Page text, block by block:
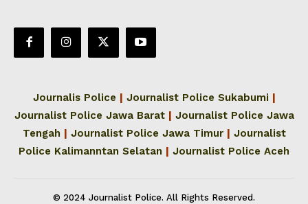
Journalis Police | Journalist Police Sukabumi |
Journalist Police Jawa Barat | Journalist Police Jawa
Tengah | Journalist Police Jawa Timur | Journalist
Police Kalimanntan Selatan | Journalist Police Aceh
© 2024 Journalist Police. All Rights Reserved.